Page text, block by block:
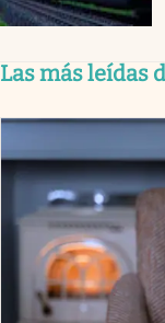
Las más leídas